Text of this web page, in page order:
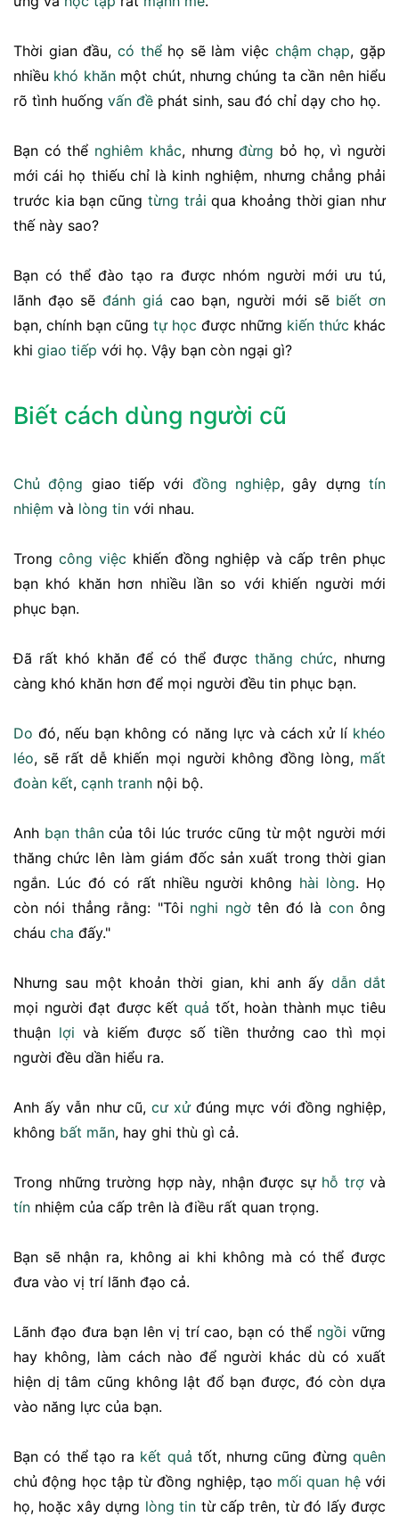
Thời gian đầu, có thểhọ sẽ làm việc chậm chạp, gặp
nhiều khó khănmột chút, nhưng chúng ta cần nên hiểu
rõ tình huống vấn đề phát sinh, sau đó chỉ dạy cho họ.
Bạn có thể nghiêm khắc, nhưngđừng bỏ họ, vì người
mới cái họ thiếu chỉ là kinh nghiệm, nhưng chẳng phải
trước kia bạn cũng từng trải qua khoảng thời gian như
thế này sao?
Bạn có thể đào tạo ra được nhóm người mới ưu tú,
lãnh đạo sẽđánh giá cao bạn, người mới sẽ biết ơn
bạn, chính bạn cũng tự học được những kiến thức khác
khi giao tiếp với họ. Vậy bạn còn ngại gì?
Biết cách dùng người cũ
Chủ động giao tiếp với đồng nghiệp, gây dựngtín
nhiệm và lòng tin với nhau.
Trong công việc khiến đồng nghiệp và cấp trên phục
bạn khó khăn hơn nhiều lần so với khiến người mới
phục bạn.
Đã rất khó khăn để có thể được thăng chức, nhưng
càng khó khăn hơn để mọi người đều tin phục bạn.
Do đó, nếu bạn không có năng lực và cách xử lí khéo
léo, sẽ rất dễ khiến mọi người không đồng lòng, mất
đoàn kết, cạnh tranh nội bộ.
Anh bạn thâncủa tôi lúc trước cũng từ một người mới
thăng chức lên làm giám đốc sản xuất trong thời gian
ngắn. Lúc đó có rất nhiều người không hài lòng. Họ
còn nói thẳng rằng: "Tôi nghi ngờtên đó là conông
cháu cha đấy."
Nhưng sau một khoản thời gian, khi anh ấy dẫn dắt
mọi người đạt được kết quả tốt, hoàn thành mục tiêu
thuận lợi và kiếm được số tiền thưởng cao thì mọi
người đều dần hiểu ra.
Anh ấy vẫn như cũ, cư xửđúng mực với đồng nghiệp,
không bất mãn, hay ghi thù gì cả.
Trong những trường hợp này, nhận được sự hỗ trợvà
tín nhiệm của cấp trên là điều rất quan trọng.
Bạn sẽ nhận ra, không ai khi không mà có thể được
đưa vào vị trí lãnh đạo cả.
Lãnh đạo đưa bạn lên vị trí cao, bạn có thể ngồi vững
hay không, làm cách nào để người khác dù có xuất
hiện dị tâm cũng không lật đổ bạn được, đó còn dựa
vào năng lực của bạn.
Bạn có thể tạo ra kết quả tốt, nhưng cũng đừngquên
chủ động học tập từ đồng nghiệp, tạo mối quan hệvới
họ, hoặc xây dựng lòng tin từ cấp trên, từ đó lấy được